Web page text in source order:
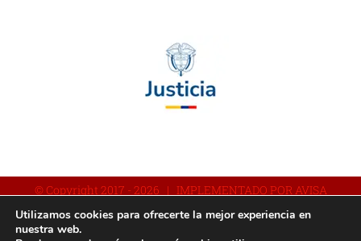
© Copyright 2017 - 2026 | IMPLEMENTADO POR AVISA
Utilizamos cookies para ofrecerte la mejor experiencia en
nuestra web.